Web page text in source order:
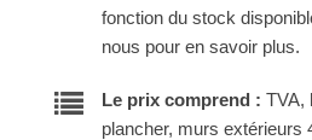
fonction du stock
nous pour en savoir plus.
Le prix comprend : TVA,
plancher, murs extérieurs